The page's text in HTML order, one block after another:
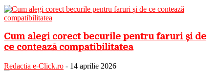
Cum alegi corect becurile pentru faruri și de
ce contează compatibilitatea
Redactia e-Click.ro - 14 aprilie 2026